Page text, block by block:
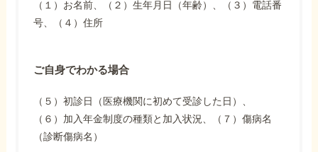
（１）お名前、（２）生年月日（年齢）、（３）電話番
号、（４）住所
ご自身でわかる場合
（５）初診日（医療機関に初めて受診した日）、
（６）加入年金制度の種類と加入状況、（７）傷病名
（診断傷病名）